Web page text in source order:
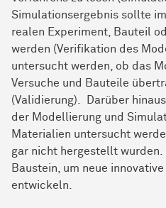
Simulationsergebnis sollte
realen Experiment, Bauteil
werden (Verifikation des
untersucht werden, ob das
Versuche und Bauteile
(Validierung). Darüber
der Modellierung und
Materialien untersucht
gar nicht hergestellt
Baustein, um neue
entwickeln.